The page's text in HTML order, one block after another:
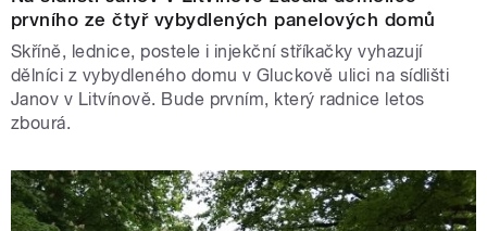
prvního ze čtyř vybydlených panelových domů
Skříně, lednice, postele i injekční stříkačky vyhazují
dělníci z vybydleného domu v Gluckově ulici na sídlišti
Janov v Litvínově. Bude prvním, který radnice letos
zbourá.